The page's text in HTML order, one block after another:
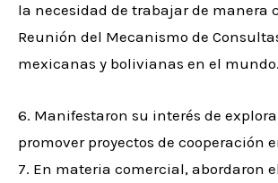
la necesidad de trabajar de manera
Reunión del Mecanismo de
mexicanas y bolivianas en el mundo.
6. Manifestaron su interés de
promover proyectos de cooperación
7. En materia comercial, abordaron